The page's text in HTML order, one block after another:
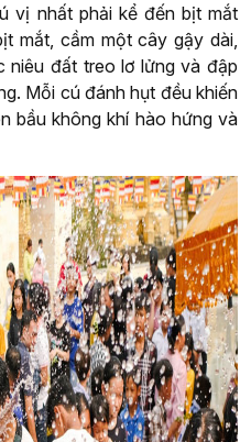
vị nhất phải kể đến bịt mắt
mắt, cầm một cây gậy dài,
đất treo lơ lửng và đập
Mỗi cú đánh hụt đều khiến
bầu không khí hào hứng và